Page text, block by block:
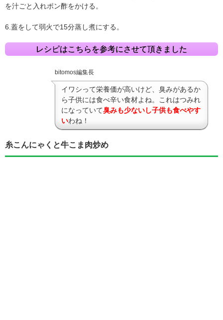
を汁ごと入れポン酢をかける。
6.蓋をして弱火で15分蒸し煮にする。
レシピはこちらを参考にさせて頂きました
bitomos編集長
イワシって栄養価が高いけど、臭みがあるか
ら子供には食べ辛い食材よね。これはつみれ
になっていて臭みも少ないし子供も食べやす
いわね！
糸こんにゃくと牛こま肉炒め